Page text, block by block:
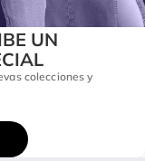
UN
colecciones y